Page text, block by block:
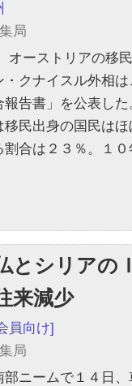
局
ーストリアの移
・クナイスル外相は
報告書」を公表し
移民出身の国民は
割合は２３％。１
とシリアの
来減少
員向け]
局
ニームで１４日、